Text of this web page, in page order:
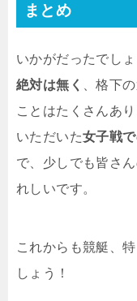
まとめ
いかがだったでし
絶対は無く 、格下
ことはたくさんあ
いただいた女子戦
で、少しでも皆さ
れしいです。
これからも競艇、
しょう！